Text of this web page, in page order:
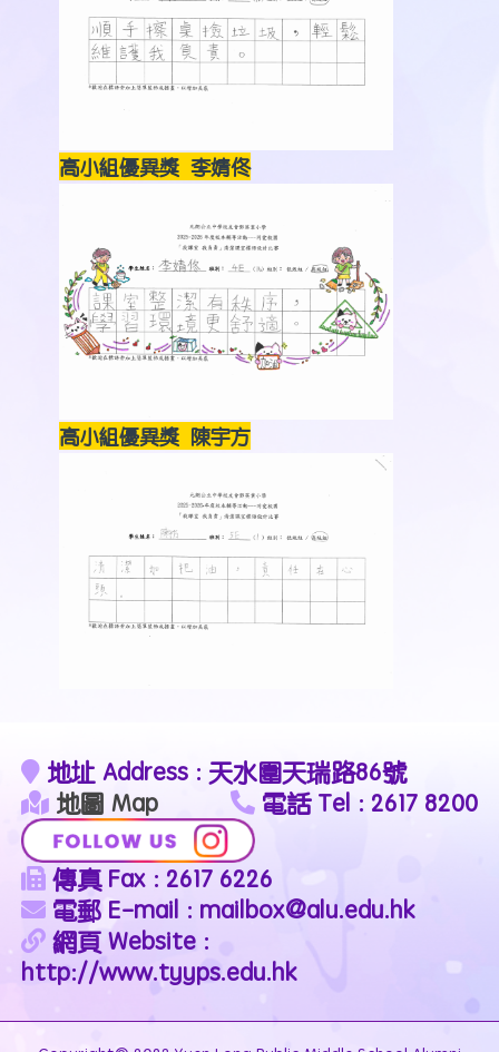
高小組優異獎 李婧佟
高小組優異獎 陳宇方
地址 Address : 天水圍天瑞路86號
地圖 Map
電話 Tel : 2617 8200
傳真 Fax : 2617 6226
電郵 E-mail : mailbox@alu.edu.hk
網頁 Website :
http://www.tyyps.edu.hk